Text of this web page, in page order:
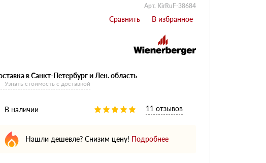
Арт. KirRuF-38684
в Санкт-Петербург и Лен. область
Узнать стоимость с доставкой
В наличии 11 отзывов
Нашли дешевле? Снизим цену! Подробнее